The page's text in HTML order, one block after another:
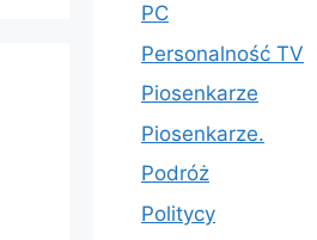
PC
Personalność TV
Piosenkarze
Piosenkarze.
Podróż
Politycy